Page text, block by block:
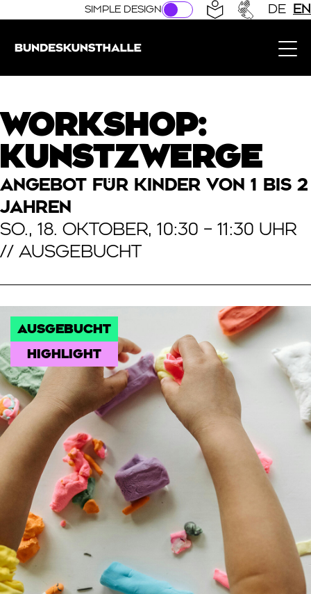
Direkt zur Hauptnavigation springen
Direkt zum Hauptinhalt springen
SIMPLE DESIGN DE EN
WORKSHOP:
KUNSTZWERGE
ANGEBOT FÜR KINDER VON 1 BIS 2
JAHREN
SO., 18. OKTOBER, 10:30 – 11:30 UHR
// AUSGEBUCHT
AUSGEBUCHT
HIGHLIGHT